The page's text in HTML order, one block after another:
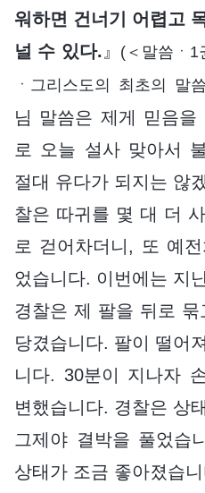
워하면 건너기 어렵고
널 수 있다. 』 (＜말씀ㆍ
ㆍ그리스도의 최초의 말
님 말씀은 제게 믿음을
로 오늘 설사 맞아서
절대 유다가 되지는 않
찰은 따귀를 몇 대 더
로 걷어차더니, 또 예
었습니다. 이번에는 지
경찰은 제 팔을 뒤로
당겼습니다. 팔이 떨어
니다. 30분이 지나자
변했습니다. 경찰은 상
그제야 결박을 풀었습
상태가 조금 좋아졌습